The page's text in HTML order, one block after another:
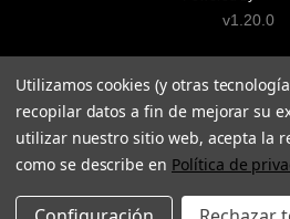
v1.20.0
Utilizamos cookies (y otras
recopilar datos a fin de mejorar su
utilizar nuestro sitio web, acepta la
como se describe en Política de